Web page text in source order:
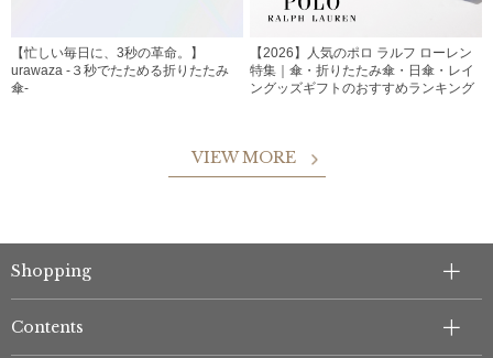
【忙しい毎日に、3秒の革命。】
urawaza -３秒でたためる折りたたみ
傘-
【2026】人気のポロ ラルフ ローレン
特集｜傘・折りたたみ傘・日傘・レイ
ングッズギフトのおすすめランキング
VIEW MORE
Shopping
Contents